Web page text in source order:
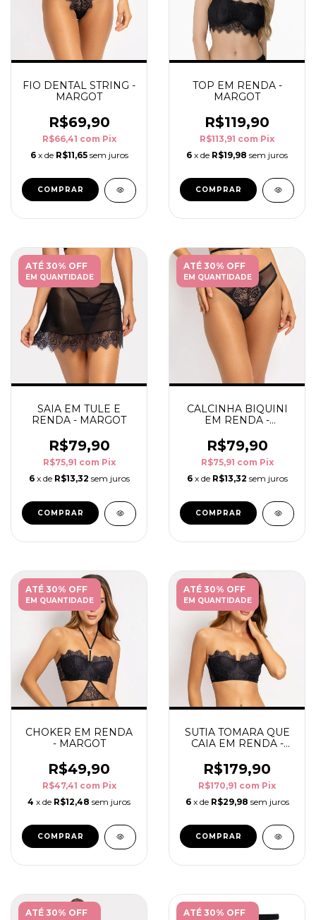
FIO DENTAL STRING -
MARGOT
R$69,90
R$66,41 com Pix
6 x de R$11,65 sem juros
COMPRAR
TOP EM RENDA -
MARGOT
R$119,90
R$113,91 com Pix
6 x de R$19,98 sem juros
COMPRAR
ATÉ 30% OFF
EM QUANTIDADE
SAIA EM TULE E
RENDA - MARGOT
R$79,90
R$75,91 com Pix
6 x de R$13,32 sem juros
COMPRAR
ATÉ 30% OFF
EM QUANTIDADE
CALCINHA BIQUINI
EM RENDA -
R$79,90
R$75,91 com Pix
6 x de R$13,32 sem juros
COMPRAR
ATÉ 30% OFF
EM QUANTIDADE
CHOKER EM RENDA
- MARGOT
R$49,90
R$47,41 com Pix
4 x de R$12,48 sem juros
COMPRAR
ATÉ 30% OFF
EM QUANTIDADE
SUTIA TOMARA QUE
CAIA EM RENDA -
R$179,90
R$170,91 com Pix
6 x de R$29,98 sem juros
COMPRAR
ATÉ 30% OFF ATÉ 30% OFF